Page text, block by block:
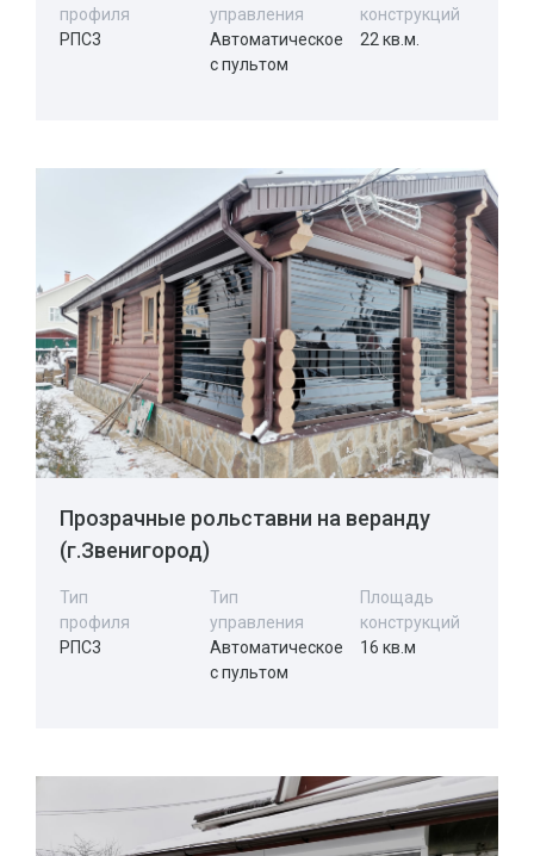
профиля
управления
конструкций
РПС3
Автоматическое
с пультом
22 кв.м.
Прозрачные рольставни на веранду
(г.Звенигород)
Тип
профиля
Тип
управления
Площадь
конструкций
РПС3
Автоматическое
с пультом
16 кв.м